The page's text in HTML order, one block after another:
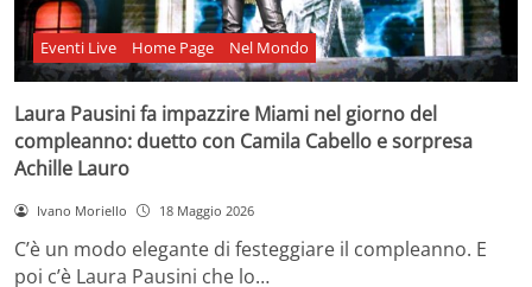
Eventi Live Home Page Nel Mondo
Laura Pausini fa impazzire Miami nel giorno del
compleanno: duetto con Camila Cabello e sorpresa
Achille Lauro
Ivano Moriello 18 Maggio 2026
C’è un modo elegante di festeggiare il compleanno. E
poi c’è Laura Pausini che lo…